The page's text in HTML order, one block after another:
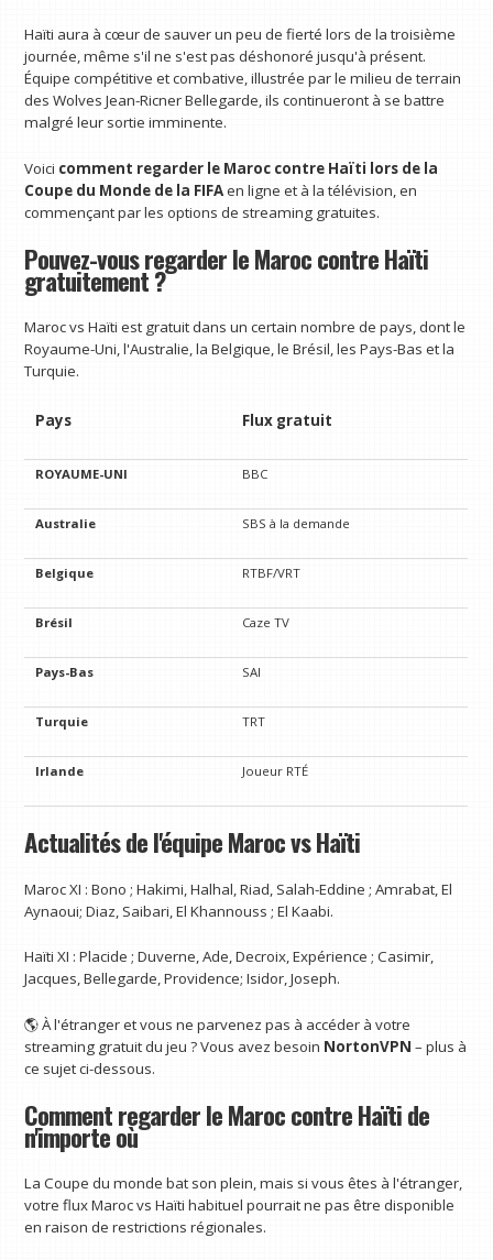
Haïti aura à cœur de sauver un peu de fierté lors de la troisième
journée, même s'il ne s'est pas déshonoré jusqu'à présent.
Équipe compétitive et combative, illustrée par le milieu de terrain
des Wolves Jean-Ricner Bellegarde, ils continueront à se battre
malgré leur sortie imminente.
Voici comment regarder le Maroc contre Haïti lors de la
Coupe du Monde de la FIFAen ligne et à la télévision, en
commençant par les options de streaming gratuites.
Pouvez-vous regarder le Maroc contre Haïti
gratuitement ?
Maroc vs Haïti est gratuit dans un certain nombre de pays, dont le
Royaume-Uni, l'Australie, la Belgique, le Brésil, les Pays-Bas et la
Turquie.
Pays Flux gratuit
ROYAUME-UNI BBC
Australie SBS à la demande
Belgique RTBF/VRT
Brésil Caze TV
Pays-Bas SAI
Turquie TRT
Irlande Joueur RTÉ
Actualités de l'équipe Maroc vs Haïti
Maroc XI : Bono ; Hakimi, Halhal, Riad, Salah-Eddine ; Amrabat, El
Aynaoui; Diaz, Saibari, El Khannouss ; El Kaabi.
Haïti XI : Placide ; Duverne, Ade, Decroix, Expérience ; Casimir,
Jacques, Bellegarde, Providence; Isidor, Joseph.
🌎 À l'étranger et vous ne parvenez pas à accéder à votre
streaming gratuit du jeu ? Vous avez besoin NortonVPN – plus à
ce sujet ci-dessous.
Comment regarder le Maroc contre Haïti de
n'importe où
La Coupe du monde bat son plein, mais si vous êtes à l'étranger,
votre flux Maroc vs Haïti habituel pourrait ne pas être disponible
en raison de restrictions régionales.